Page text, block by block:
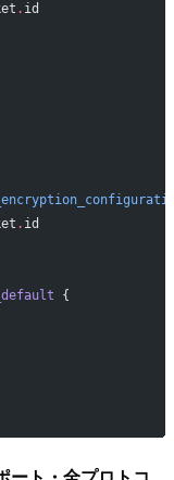
. id
. id
{